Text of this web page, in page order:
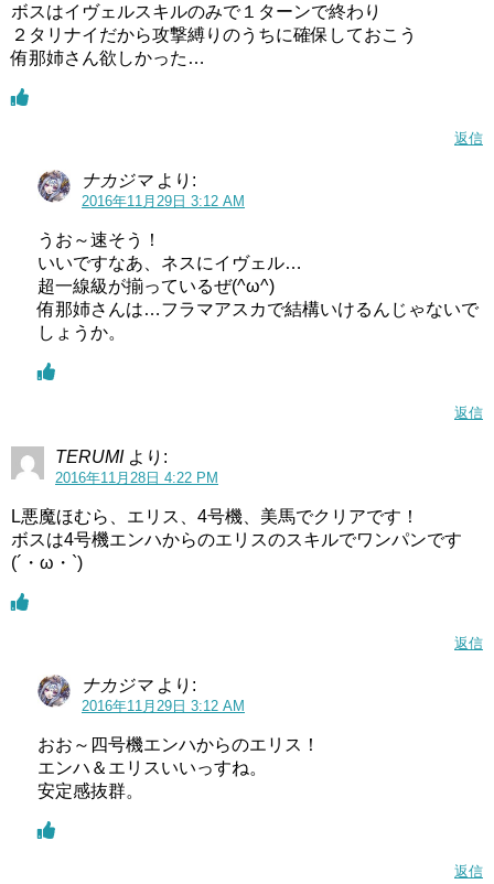
ボスはイヴェルスキルのみで１ターンで終わり
２タリナイだから攻撃縛りのうちに確保しておこう
侑那姉さん欲しかった…
返信
ナカジマ より:
2016年11月29日 3:12 AM
うお～速そう！
いいですなあ、ネスにイヴェル…
超一線級が揃っているぜ(^ω^)
侑那姉さんは…フラマアスカで結構いけるんじゃないで
しょうか。
返信
TERUMI より:
2016年11月28日 4:22 PM
L悪魔ほむら、エリス、4号機、美馬でクリアです！
ボスは4号機エンハからのエリスのスキルでワンパンです
(´・ω・`)
返信
ナカジマ より:
2016年11月29日 3:12 AM
おお～四号機エンハからのエリス！
エンハ＆エリスいいっすね。
安定感抜群。
返信